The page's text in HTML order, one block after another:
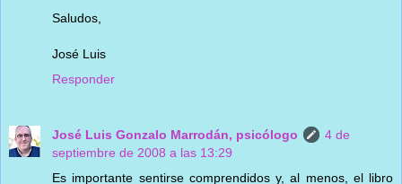
Saludos,
José Luis
Responder
José Luis Gonzalo Marrodán, psicólogo
4 de
septiembre de 2008 a las 13:29
Es importante sentirse comprendidos y, al menos, el libro